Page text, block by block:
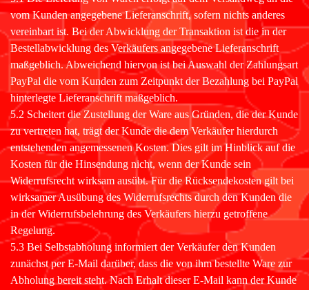
vom Kunden angegebene Lieferanschrift, sofern nichts anderes
vereinbart ist. Bei der Abwicklung der Transaktion ist die in der
Bestellabwicklung des Verkäufers angegebene Lieferanschrift
maßgeblich. Abweichend hiervon ist bei Auswahl der Zahlungsart
PayPal die vom Kunden zum Zeitpunkt der Bezahlung bei PayPal
hinterlegte Lieferanschrift maßgeblich.
5.2 Scheitert die Zustellung der Ware aus Gründen, die der Kunde
zu vertreten hat, trägt der Kunde die dem Verkäufer hierdurch
entstehenden angemessenen Kosten. Dies gilt im Hinblick auf die
Kosten für die Hinsendung nicht, wenn der Kunde sein
Widerrufsrecht wirksam ausübt. Für die Rücksendekosten gilt bei
wirksamer Ausübung des Widerrufsrechts durch den Kunden die
in der Widerrufsbelehrung des Verkäufers hierzu getroffene
Regelung.
5.3 Bei Selbstabholung informiert der Verkäufer den Kunden
zunächst per E-Mail darüber, dass die von ihm bestellte Ware zur
Abholung bereit steht. Nach Erhalt dieser E-Mail kann der Kunde